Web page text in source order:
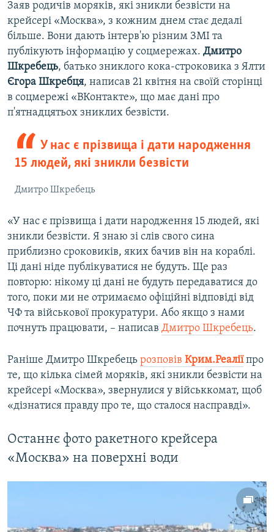
Заяв родичів моряків, які зникли безвісти на
крейсері «Москва», з кожним днем стає дедалі
більше. Вони дають інтерв'ю різним ЗМІ та
публікують інформацію у соцмережах. Дмитро
Шкребець, батько зниклого кока-строковика з Ялти
Єгора Шкребця, написав 21 квітня на своїй сторінці
в соцмережі «ВКонтакте», що має дані про
п'ятнадцятьох зниклих безвісти.
У нас є прізвища і дати народження
15 людей, які зникли безвісти
Дмитро Шкребець
«У нас є прізвища і дати народження 15 людей, які
зникли безвісти. Я знаю зі слів свого сина
приблизно сроковиків, яких бачив він на кораблі.
Ці дані ніде публікуватися не будуть. Ще раз
повторю: нікому ці дані не будуть передаватися до
того, поки ми не отримаємо офіційні відповіді від
ЧФ та військової прокуратури. Або якщо з нами
почнуть працювати, – написав Дмитро Шкребець.
Раніше Дмитро Шкребець розповів Крим.Реаліїпро
те, що кілька сімей моряків, які зникли безвісти на
крейсері «Москва», звернулися у військкомат, щоб
«дізнатися правду про те, що сталося насправді».
Останнє фото ракетного крейсера
«Москва» на поверхні води